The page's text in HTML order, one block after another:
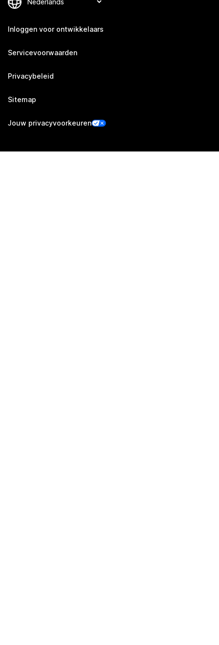
Inloggen voor ontwikkelaars
Servicevoorwaarden
Privacybeleid
Sitemap
Jouw privacyvoorkeuren